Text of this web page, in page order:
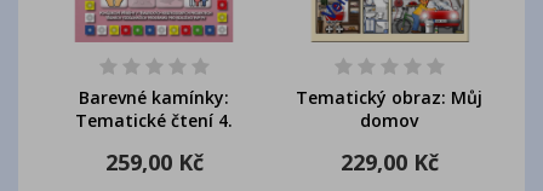
Barevné kamínky:
Tematické čtení 4.
259,00 Kč
Tematický obraz: Můj
domov
229,00 Kč